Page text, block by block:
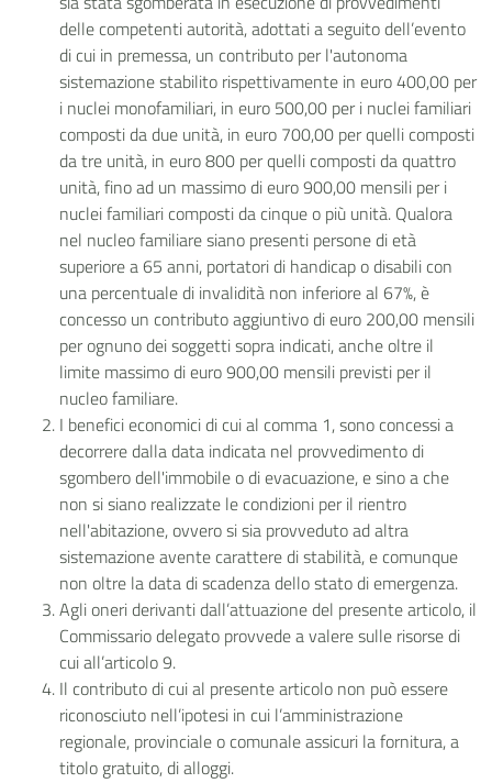
delle competenti autorità, adottati a seguito dell’evento
di cui in premessa, un contributo per l'autonoma
sistemazione stabilito rispettivamente in euro 400,00 per
i nuclei monofamiliari, in euro 500,00 per i nuclei familiari
composti da due unità, in euro 700,00 per quelli composti
da tre unità, in euro 800 per quelli composti da quattro
unità, fino ad un massimo di euro 900,00 mensili per i
nuclei familiari composti da cinque o più unità. Qualora
nel nucleo familiare siano presenti persone di età
superiore a 65 anni, portatori di handicap o disabili con
una percentuale di invalidità non inferiore al 67%, è
concesso un contributo aggiuntivo di euro 200,00 mensili
per ognuno dei soggetti sopra indicati, anche oltre il
limite massimo di euro 900,00 mensili previsti per il
nucleo familiare.
I benefici economici di cui al comma 1, sono concessi a
decorrere dalla data indicata nel provvedimento di
sgombero dell'immobile o di evacuazione, e sino a che
non si siano realizzate le condizioni per il rientro
nell'abitazione, ovvero si sia provveduto ad altra
sistemazione avente carattere di stabilità, e comunque
non oltre la data di scadenza dello stato di emergenza.
Agli oneri derivanti dall’attuazione del presente articolo, il
Commissario delegato provvede a valere sulle risorse di
cui all’articolo 9.
Il contributo di cui al presente articolo non può essere
riconosciuto nell’ipotesi in cui l’amministrazione
regionale, provinciale o comunale assicuri la fornitura, a
titolo gratuito, di alloggi.